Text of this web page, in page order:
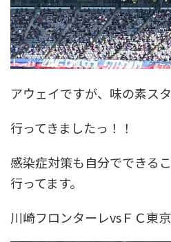
アウェイですが、味の素ス
行ってきましたっ！！
感染症対策も自分でできる
行ってます。
川崎フロンターレvsＦＣ東京